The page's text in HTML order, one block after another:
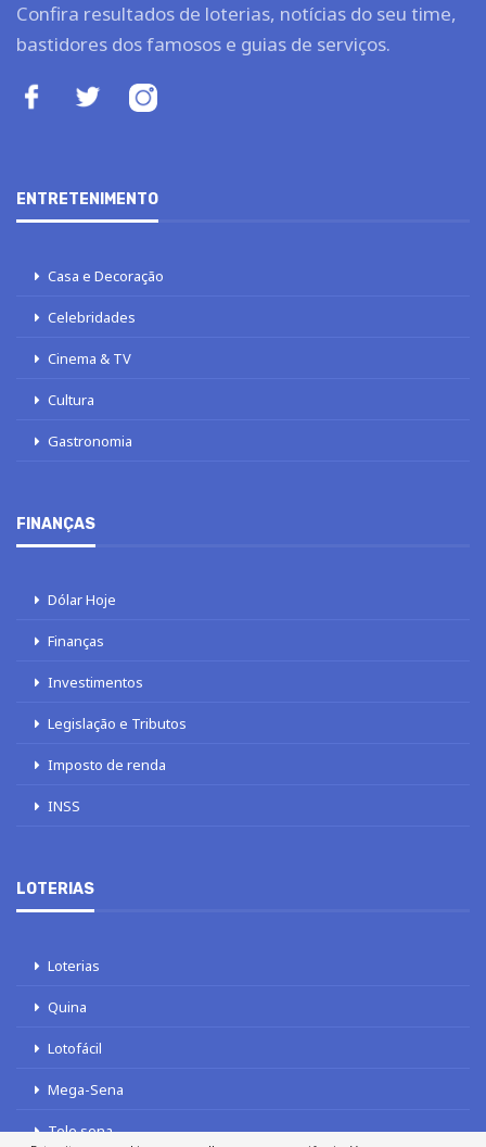
Confira resultados de loterias, notícias do seu time,
bastidores dos famosos e guias de serviços.
ENTRETENIMENTO
Casa e Decoração
Celebridades
Cinema & TV
Cultura
Gastronomia
FINANÇAS
Dólar Hoje
Finanças
Investimentos
Legislação e Tributos
Imposto de renda
INSS
LOTERIAS
Loterias
Quina
Lotofácil
Mega-Sena
Tele sena